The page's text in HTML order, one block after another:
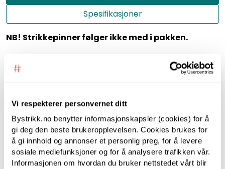
Vi respekterer personvernet ditt
Bystrikk.no benytter informasjonskapsler (cookies) for å
gi deg den beste brukeropplevelsen. Cookies brukes for
å gi innhold og annonser et personlig preg, for å levere
sosiale mediefunksjoner og for å analysere trafikken vår.
Informasjonen om hvordan du bruker nettstedet vårt blir
Spesifikasjoner
NB! Strikkepinner følger ikke med i pakken.
Himalaya. Mønstrett genser med raglan og rund hals.
kan du enkelt legge til flere nøster i handlekurven.
Endre farger? Klikk deg inn på fargepalettene og velg
dine favorittfarger.
ANBEFALT FOR DEG